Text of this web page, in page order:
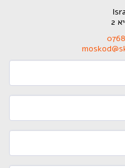
2